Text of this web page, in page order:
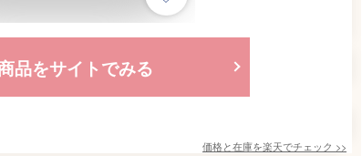
品をサイトでみる
価格と在庫を楽天でチェック >>